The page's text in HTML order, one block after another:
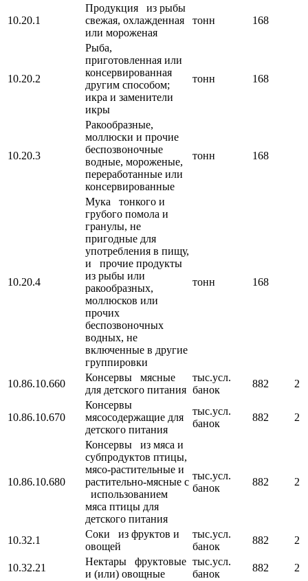
10.20.1
Продукция из рыбы
свежая, охлажденная
или мороженая
тонн 168
10.20.2
Рыба,
приготовленная или
консервированная
другим способом;
икра и заменители
икры
тонн 168
10.20.3
Ракообразные,
моллюски и прочие
беспозвоночные
водные, мороженые,
переработанные или
консервированные
тонн 168
10.20.4
Мука тонкого и
грубого помола и
гранулы, не
пригодные для
употребления в пищу,
и прочие продукты
из рыбы или
ракообразных,
моллюсков или
прочих
беспозвоночных
водных, не
включенные в другие
группировки
тонн 168
10.86.10.660
Консервы мясные
для детского питания
тыс.усл.
банок
882 2
10.86.10.670
Консервы
мясосодержащие для
детского питания
тыс.усл.
банок
882 2
10.86.10.680
Консервы из мяса и
субпродуктов птицы,
мясо-растительные и
растительно-мясные с
использованием
мяса птицы для
детского питания
тыс.усл.
банок
882 2
10.32.1
Соки из фруктов и
овощей
тыс.усл.
банок
882 2
10.32.21
Нектары фруктовые
и (или) овощные
тыс.усл.
банок
882 2